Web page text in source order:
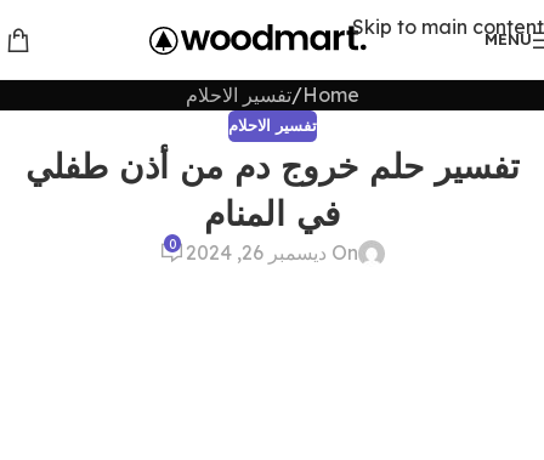
Skip to main content
MENU
Home تفسير الاحلام
تفسير الاحلام
تفسير حلم خروج دم من أذن طفلي
في المنام
On ديسمبر 26, 2024 0